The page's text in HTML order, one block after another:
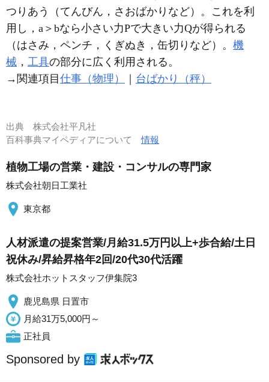
つりあう（てんびん，さおばかりなど）。これを利
用し，a＞bなら小さい力Pで大きい力Qが得られる
（はさみ，ペンチ，くぎぬき，缶切りなど）。 機
械 ， 工具の部分に広く利用される。
→関連項目仕事（物理） ｜ 台ばかり（秤）
出典 株式会社平凡社
百科事典マイペディアについて情報
植物工場の営業・建設・コンサルの専門家
株式会社朝日工業社
東京都
人材派遣の提案営業/月給31.5万円以上+歩合給/土日
祝休み/昇給昇格年2回/20代30代活躍
株式会社ホットスタッフ伊集院3
鹿児島県 日置市
月給31万5,000円～
正社員
Sponsored by